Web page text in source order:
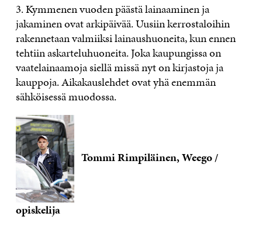
3. Kymmenen vuoden päästä lainaaminen ja
jakaminen ovat arkipäivää. Uusiin kerrostaloihin
rakennetaan valmiiksi lainaushuoneita, kun ennen
tehtiin askarteluhuoneita. Joka kaupungissa on
vaatelainaamoja siellä missä nyt on kirjastoja ja
kauppoja. Aikakauslehdet ovat yhä enemmän
sähköisessä muodossa.
Tommi Rimpiläinen, Weego /
opiskelija